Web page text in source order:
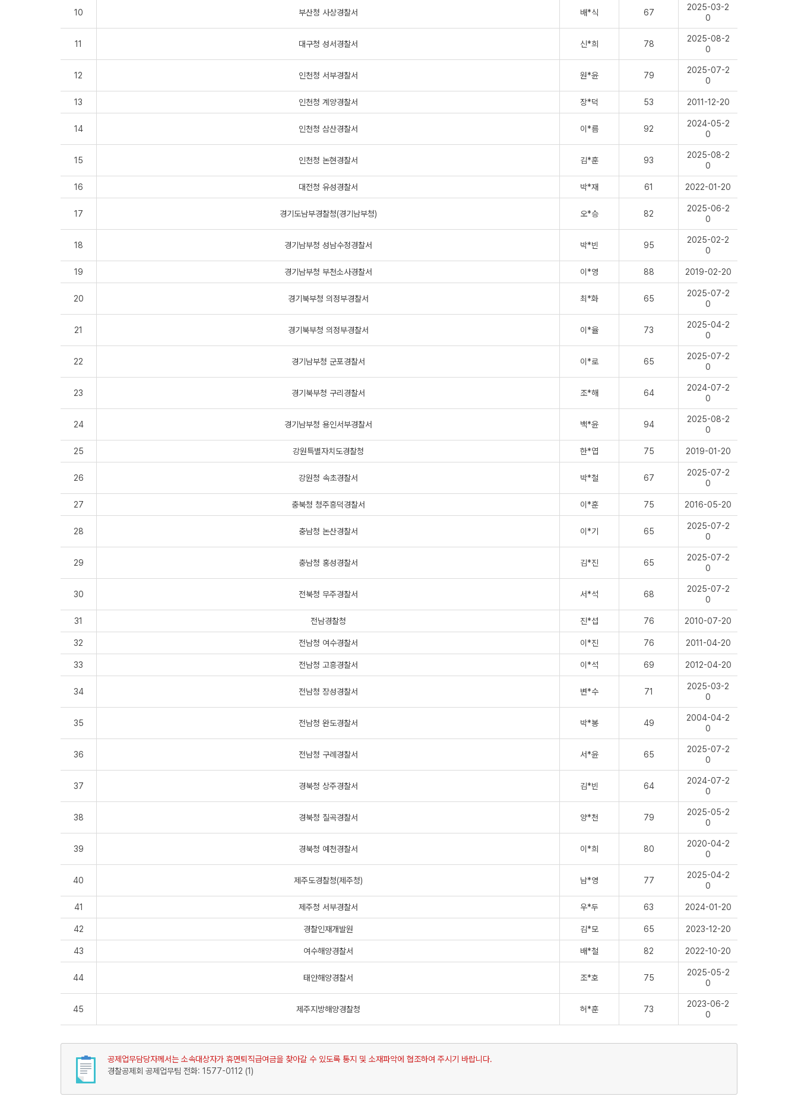
10 부산청 사상경찰서 배*식 67
2025-03-2
0
11 대구청 성서경찰서 신*희 78
2025-08-2
0
12 인천청 서부경찰서 원*윤 79
2025-07-2
0
13 인천청 계양경찰서 장*덕 53 2011-12-20
14 인천청 삼산경찰서 이*름 92
2024-05-2
0
15 인천청 논현경찰서 김*훈 93
2025-08-2
0
16 대전청 유성경찰서 박*재 61 2022-01-20
17 경기도남부경찰청(경기남부청) 오*승 82
2025-06-2
0
18 경기남부청 성남수정경찰서 박*빈 95
2025-02-2
0
19 경기남부청 부천소사경찰서 이*영 88 2019-02-20
20 경기북부청 의정부경찰서 최*화 65
2025-07-2
0
21 경기북부청 의정부경찰서 이*율 73
2025-04-2
0
22 경기남부청 군포경찰서 이*로 65
2025-07-2
0
23 경기북부청 구리경찰서 조*해 64
2024-07-2
0
24 경기남부청 용인서부경찰서 백*윤 94
2025-08-2
0
25 강원특별자치도경찰청 한*엽 75 2019-01-20
26 강원청 속초경찰서 박*철 67
2025-07-2
0
27 충북청 청주흥덕경찰서 이*훈 75 2016-05-20
28 충남청 논산경찰서 이*기 65
2025-07-2
0
29 충남청 홍성경찰서 김*진 65
2025-07-2
0
30 전북청 무주경찰서 서*석 68
2025-07-2
0
31 전남경찰청 진*섭 76 2010-07-20
32 전남청 여수경찰서 이*진 76 2011-04-20
33 전남청 고흥경찰서 이*석 69 2012-04-20
34 전남청 장성경찰서 변*수 71
2025-03-2
0
35 전남청 완도경찰서 박*봉 49
2004-04-2
0
36 전남청 구례경찰서 서*윤 65
2025-07-2
0
37 경북청 상주경찰서 김*빈 64
2024-07-2
0
38 경북청 칠곡경찰서 양*천 79
2025-05-2
0
39 경북청 예천경찰서 이*희 80
2020-04-2
0
40 제주도경찰청(제주청) 남*영 77
2025-04-2
0
41 제주청 서부경찰서 우*두 63 2024-01-20
42 경찰인재개발원 김*모 65 2023-12-20
43 여수해양경찰서 배*철 82 2022-10-20
44 태안해양경찰서 조*호 75
2025-05-2
0
45 제주지방해양경찰청 허*훈 73
2023-06-2
0
공제업무담당자께서는 소속대상자가 휴면퇴직급여금을 찾아갈 수 있도록 통지 및 소재파악에 협조하여 주시기 바랍니다.
경찰공제회 공제업무팀 전화: 1577-0112 (1)